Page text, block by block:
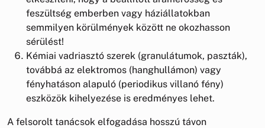
feszültség emberben vagy háziállatokban
semmilyen körülmények között ne okozhasson
sérülést!
Kémiai vadriasztó szerek (granulátumok, paszták),
továbbá az elektromos (hanghullámon) vagy
fényhatáson alapuló (periodikus villanó fény)
eszközök kihelyezése is eredményes lehet.
A felsorolt tanácsok elfogadása hosszú távon